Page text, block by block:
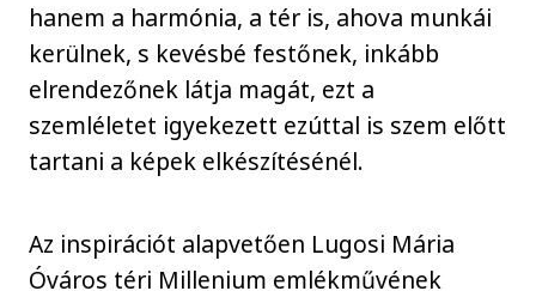
hanem a harmónia, a tér is, ahova munkái
kerülnek, s kevésbé festőnek, inkább
elrendezőnek látja magát, ezt a
szemléletet igyekezett ezúttal is szem előtt
tartani a képek elkészítésénél.
Az inspirációt alapvetően Lugosi Mária
Óváros téri Millenium emlékművének